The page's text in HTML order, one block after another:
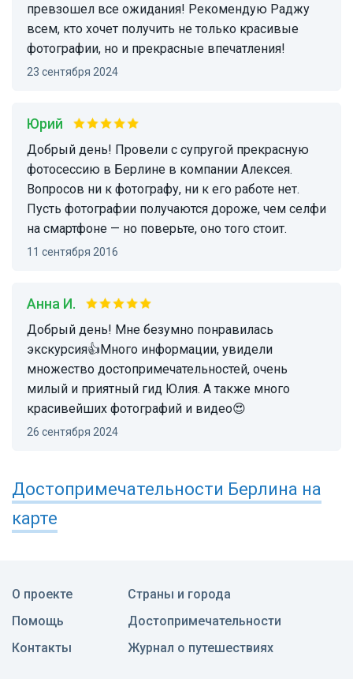
превзошел все ожидания! Рекомендую Раджу
всем, кто хочет получить не только красивые
фотографии, но и прекрасные впечатления!
23 сентября 2024
Юрий
Добрый день! Провели с супругой прекрасную
фотосессию в Берлине в компании Алексея.
Вопросов ни к фотографу, ни к его работе нет.
Пусть фотографии получаются дороже, чем селфи
на смартфоне — но поверьте, оно того стоит.
11 сентября 2016
Анна И.
Добрый день! Мне безумно понравилась
экскурсия👍Много информации, увидели
множество достопримечательностей, очень
милый и приятный гид Юлия. А также много
красивейших фотографий и видео😍
26 сентября 2024
Достопримечательности Берлина на
карте
О проекте
Помощь
Контакты
Страны и города
Достопримечательности
Журнал о путешествиях